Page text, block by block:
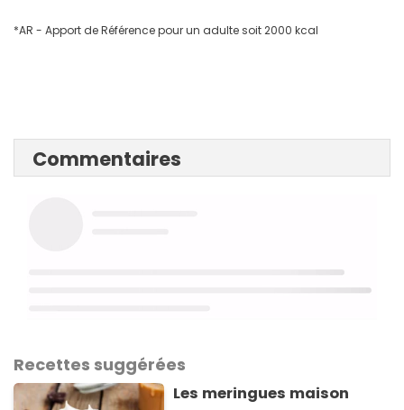
*AR - Apport de Référence pour un adulte soit 2000 kcal
Commentaires
Recettes suggérées
Les meringues maison